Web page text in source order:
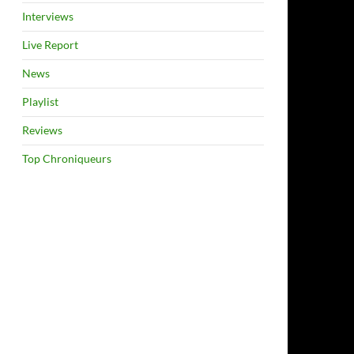
Interviews
Live Report
News
Playlist
Reviews
Top Chroniqueurs